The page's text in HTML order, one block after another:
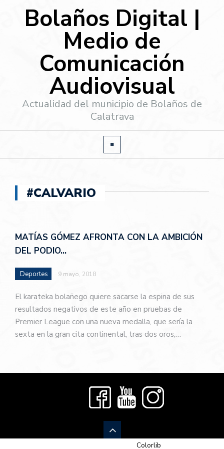
Bolaños Digital |
Medio de
Comunicación
Audiovisual
Actualidad del municipio de Bolaños de
Calatrava
#CALVARIO
MATÍAS GÓMEZ AFRONTA CON LA AMBICIÓN
DEL PODIO…
Deportes 9 mayo, 2018
El karateka bolañego quiere sacarse la espina de sus
resultados negativos de este año en pruebas de
Premier League con una nueva medalla, que sería la
sexta en la gran cita continental, tras dos oros,…
Colorlib